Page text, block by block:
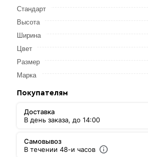
Стандарт
Высота
Ширина
Цвет
Размер
Марка
Покупателям
Доставка
В день заказа, до 14:00
Самовывоз
В течении 48-и часов